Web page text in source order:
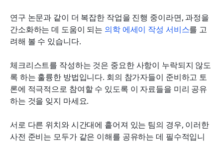
연구 논문과 같이 더 복잡한 작업을 진행 중이라면, 과정을
간소화하는 데 도움이 되는 의학 에세이 작성 서비스를 고
려해 볼 수 있습니다.
체크리스트를 작성하는 것은 중요한 사항이 누락되지 않도
록 하는 훌륭한 방법입니다. 회의 참가자들이 준비하고 토
론에 적극적으로 참여할 수 있도록 이 자료들을 미리 공유
하는 것을 잊지 마세요.
서로 다른 위치와 시간대에 흩어져 있는 팀의 경우, 이러한
사전 준비는 모두가 같은 이해를 공유하는 데 필수적입니